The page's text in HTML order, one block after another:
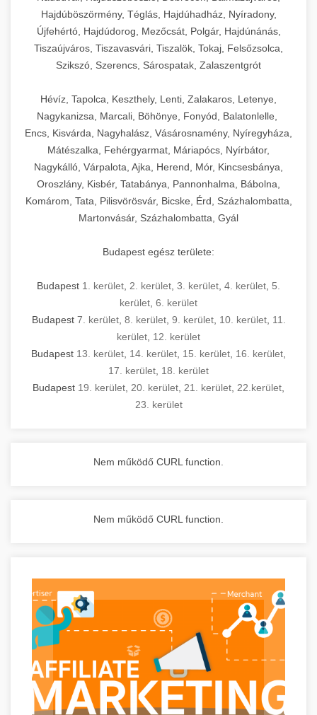
Hajdúböszörmény, Téglás, Hajdúhadház, Nyíradony,
Újfehértó, Hajdúdorog, Mezőcsát, Polgár, Hajdúnánás,
Tiszaújváros, Tiszavasvári, Tiszalök, Tokaj, Felsőzsolca,
Szikszó, Szerencs, Sárospatak, Zalaszentgrót
Hévíz, Tapolca, Keszthely, Lenti, Zalakaros, Letenye,
Nagykanizsa, Marcali, Böhönye, Fonyód, Balatonlelle,
Encs, Kisvárda, Nagyhalász, Vásárosnamény, Nyíregyháza,
Mátészalka, Fehérgyarmat, Máriapócs, Nyírbátor,
Nagykálló, Várpalota, Ajka, Herend, Mór, Kincsesbánya,
Oroszlány, Kisbér, Tatabánya, Pannonhalma, Bábolna,
Komárom, Tata, Pilisvörösvár, Bicske, Érd, Százhalombatta,
Martonvásár, Százhalombatta, Gyál
Budapest egész területe:
Budapest 1. kerület 2. kerület 3. kerület 4. kerület 5.
kerület 6. kerület
Budapest 7. kerület, 8. kerület, 9. kerület, 10. kerület, 11.
kerület 12. kerület
Budapest 13. kerület 14. kerület 15. kerület 16. kerület
17. kerület 18. kerület
Budapest 19. kerület 20. kerület 21. kerület 22.kerület
23. kerület
Nem működő CURL function.
Nem működő CURL function.